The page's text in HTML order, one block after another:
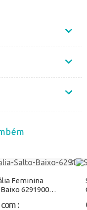
Feminina
6291900
com: